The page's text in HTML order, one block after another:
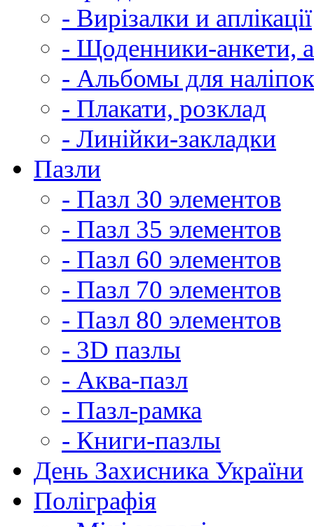
- Вирізалки и аплікації
- Щоденники-анкети,
- Альбомы для наліпок
- Плакати, розклад
- Линійки-закладки
Пазли
- Пазл 30 элементов
- Пазл 35 элементов
- Пазл 60 элементов
- Пазл 70 элементов
- Пазл 80 элементов
- 3D пазлы
- Аква-пазл
- Пазл-рамка
- Книги-пазлы
День Захисника України
Поліграфія